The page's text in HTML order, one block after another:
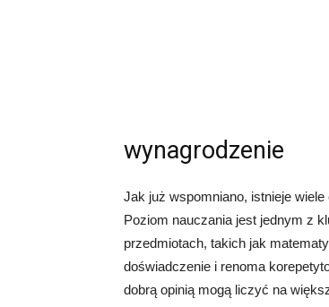
wynagrodzenie
Jak już wspomniano, istnieje
Poziom nauczania jest jednym z
przedmiotach, takich jak
doświadczenie i renoma
dobrą opinią mogą liczyć na